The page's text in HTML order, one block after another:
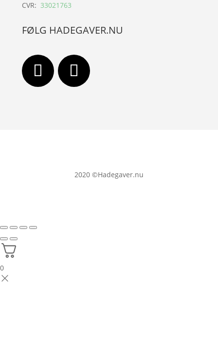
CVR: 33021763
FØLG HADEGAVER.NU
2020 ©Hadegaver.nu
0